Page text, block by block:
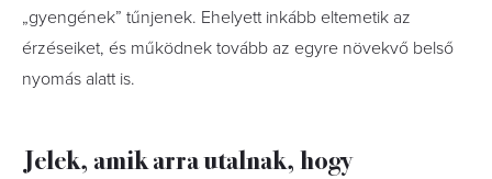
„gyengének” tűnjenek. Ehelyett inkább eltemetik az
érzéseiket, és működnek tovább az egyre növekvő belső
nyomás alatt is.
Jelek, amik arra utalnak, hogy